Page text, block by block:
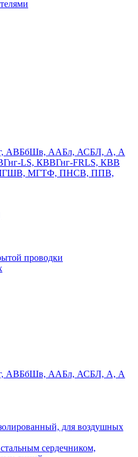
АВБбШв, ААБл, АСБЛ, А, А
LS, КВВГнг-FRLS, КВВ
МГТФ, ПНСВ, ППВ,
проводки
АВБбШв, ААБл, АСБЛ, А, А
для воздушных
сердечником,